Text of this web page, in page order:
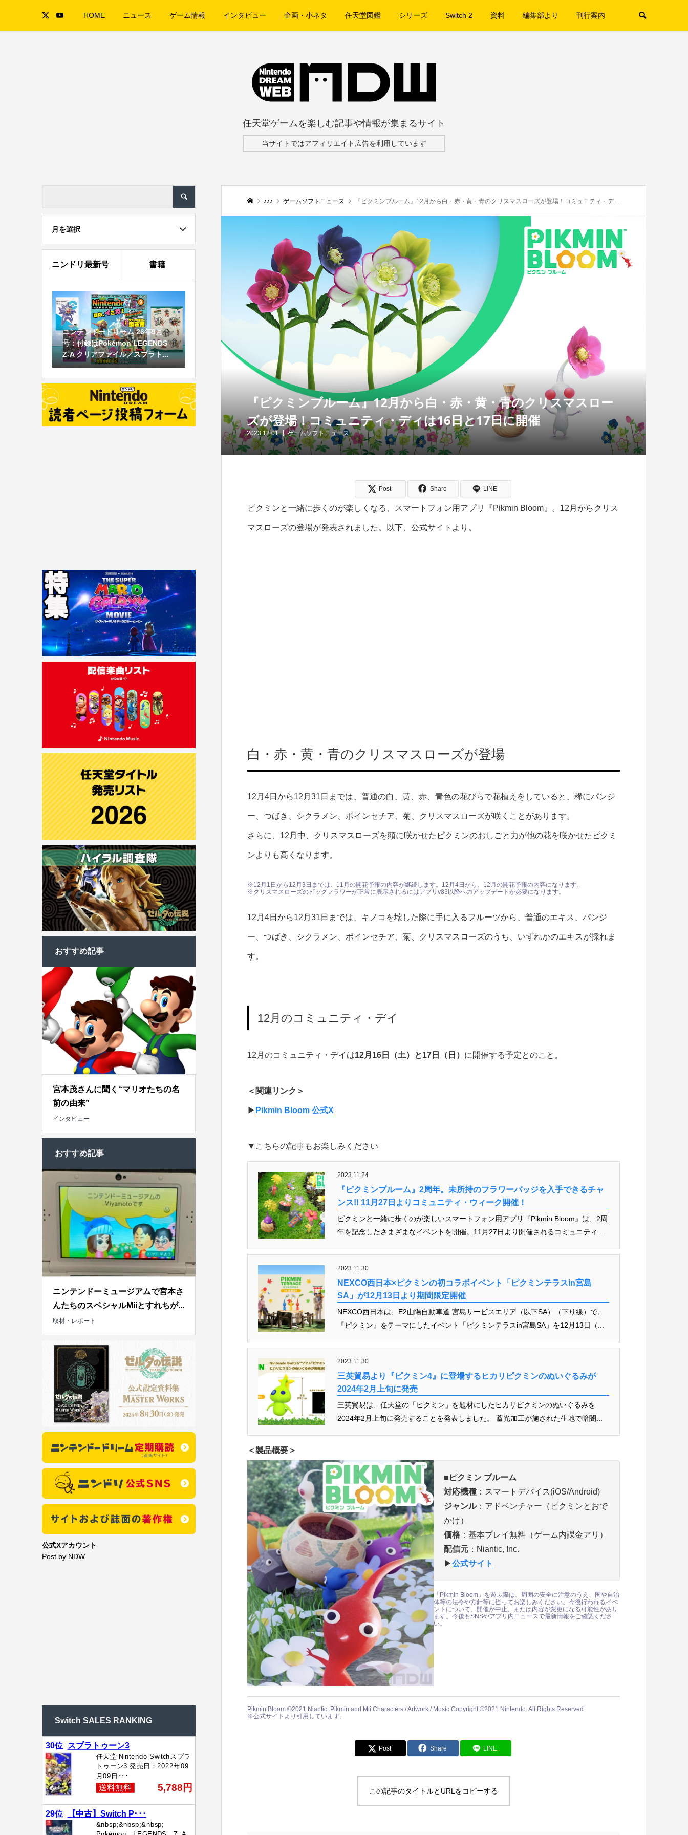
HOME ニュース ゲーム情報 インタビュー 企画・小ネタ 任天堂図鑑 シリーズ Switch 2 資料 編集部より 刊行案内
任天堂ゲームを楽しむ記事や情報が集まるサイト
当サイトではアフィリエイト広告を利用しています
♪♪♪ ゲームソフトニュース 『ピクミンブルーム』12月から白・赤・黄・青のクリスマスローズが登場！コミュニティ・ディは16日と17日に開催
『ピクミンブルーム』12月から白・赤・黄・青のクリスマスロー
ズが登場！コミュニティ・ディは16日と17日に開催
2023.12.01 ゲームソフトニュース
Post Share LINE
ピクミンと一緒に歩くのが楽しくなる、スマートフォン用アプリ『Pikmin Bloom』。12月からクリス
マスローズの登場が発表されました。以下、公式サイトより。
白・赤・黄・青のクリスマスローズが登場
12月4日から12月31日までは、普通の白、黄、赤、青色の花びらで花植えをしていると、稀にパンジ
ー、つばき、シクラメン、ポインセチア、菊、クリスマスローズが咲くことがあります。
さらに、12月中、クリスマスローズを頭に咲かせたピクミンのおしごと力が他の花を咲かせたピクミ
ンよりも高くなります。
※12月1日から12月3日までは、11月の開花予報の内容が継続します。12月4日から、12月の開花予報の内容になります。
※クリスマスローズのビッグフラワーが正常に表示されるにはアプリv83以降へのアップデートが必要になります。
12月4日から12月31日までは、キノコを壊した際に手に入るフルーツから、普通のエキス、パンジ
ー、つばき、シクラメン、ポインセチア、菊、クリスマスローズのうち、いずれかのエキスが採れま
す。
12月のコミュニティ・デイ
12月のコミュニティ・デイは12月16日（土）と17日（日） に開催する予定とのこと。
＜関連リンク＞
▶︎ Pikmin Bloom 公式X
▼こちらの記事もお楽しみください
2023.11.24
『ピクミンブルーム』2周年。未所持のフラワーバッジを入手できるチャ
ンス!! 11月27日よりコミュニティ・ウィーク開催！
ピクミンと一緒に歩くのが楽しいスマートフォン用アプリ『Pikmin Bloom』は、2周
年を記念したさまざまなイベントを開催。11月27日より開催されるコミュニティ...
2023.11.30
NEXCO西日本×ピクミンの初コラボイベント「ピクミンテラスin宮島
SA」が12月13日より期間限定開催
NEXCO西日本は、E2山陽自動車道 宮島サービスエリア（以下SA）（下り線）で、
『ピクミン』をテーマにしたイベント「ピクミンテラスin宮島SA」を12月13日（...
2023.11.30
三英貿易より『ピクミン4』に登場するヒカリピクミンのぬいぐるみが
2024年2月上旬に発売
三英貿易は、任天堂の「ピクミン」を題材にしたヒカリピクミンのぬいぐるみを
2024年2月上旬に発売することを発表しました。 蓄光加工が施された生地で暗闇...
＜製品概要＞
■ピクミン ブルーム
対応機種 ：スマートデバイス(iOS/Android)
ジャンル：アドベンチャー（ピクミンとおで
かけ）
価格 ：基本プレイ無料（ゲーム内課金アリ）
配信元 ：Niantic, Inc.
▶︎公式サイト
「Pikmin Bloom」を遊ぶ際は、周囲の安全に注意のうえ、国や自治
体等の法令や方針等に従ってお楽しみください。今後行われるイベ
ントについて、開催が中止、または内容が変更になる可能性があり
ます。今後もSNSやアプリ内ニュースで最新情報をご確認くださ
い。
Pikmin Bloom ©︎2021 Niantic, Pikmin and Mii Characters / Artwork / Music Copyright ©︎2021 Nintendo. All Rights Reserved.
※公式サイトより引用しています。
Post Share LINE
この記事のタイトルとURLをコピーする
月を選択
ニンドリ最新号 書籍
ニンテンドードリーム 26年9月
号：付録はPokémon LEGENDS
Z-A クリアファイル／スプラト...
おすすめ記事
宮本茂さんに聞く“マリオたちの名
前の由来”
インタビュー
おすすめ記事
ニンテンドーミュージアムで宮本さ
んたちのスペシャルMiiとすれちが...
取材・レポート
公式Xアカウント
Post by NDW
Switch SALES RANKING